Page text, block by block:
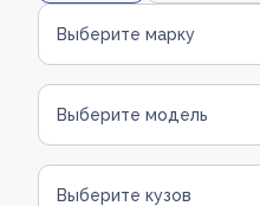
Выберите марку
Выберите модель
Выберите кузов